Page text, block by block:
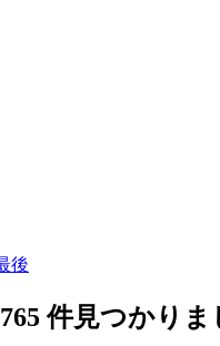
後
件見つかりま